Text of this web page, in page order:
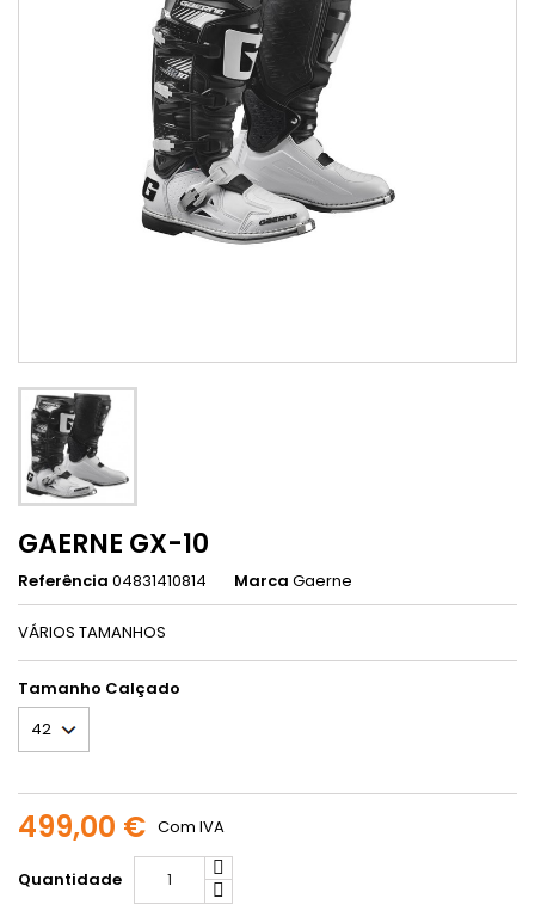
GAERNE GX-10
Referência 04831410814 Marca Gaerne
VÁRIOS TAMANHOS
Tamanho Calçado
499,00 € Com IVA
Quantidade